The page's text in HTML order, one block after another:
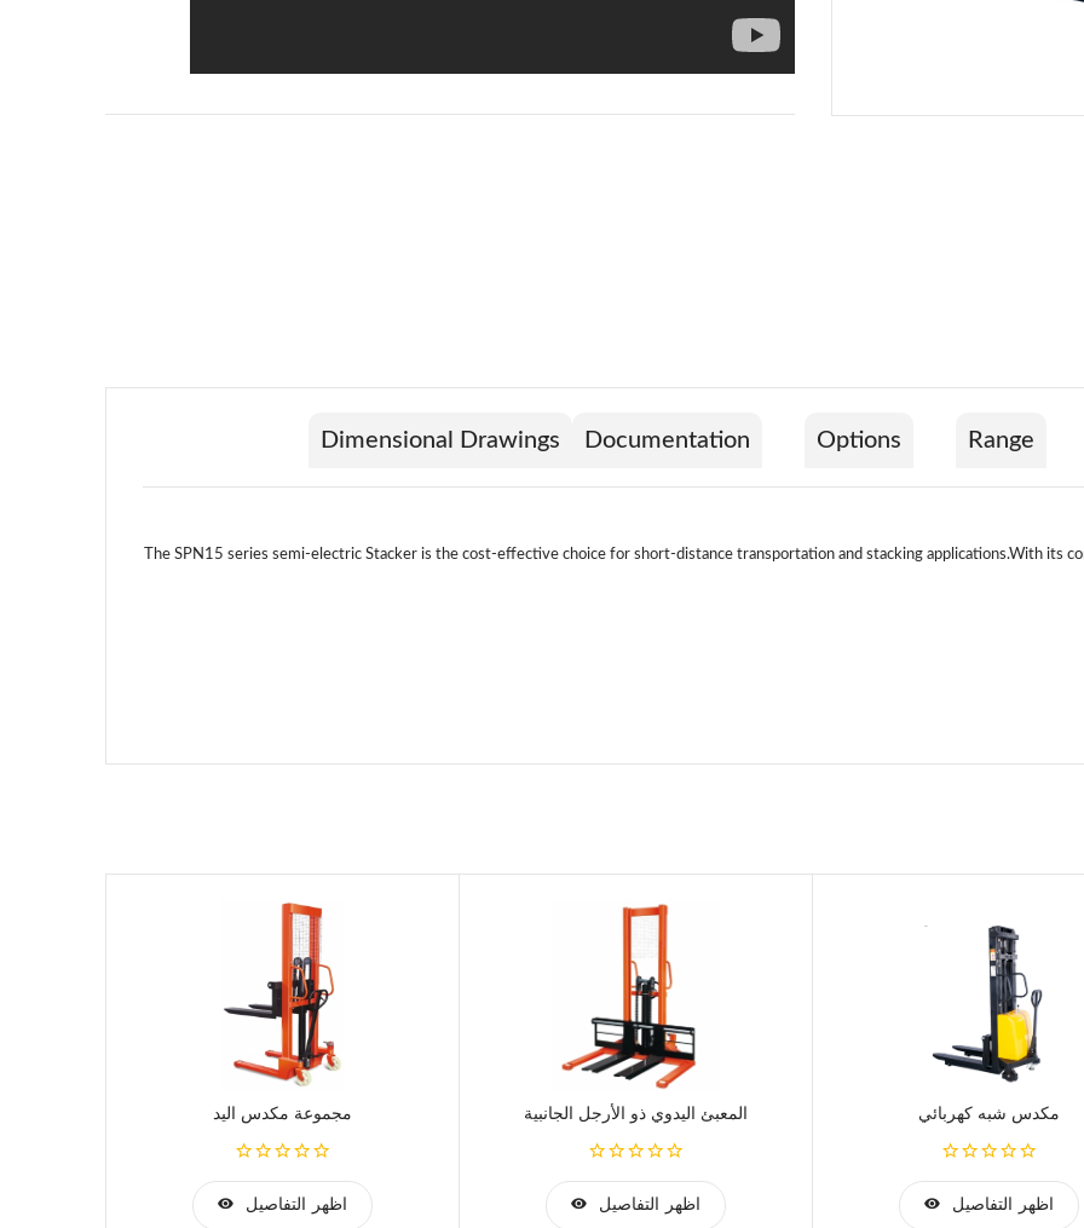
Range
Options
Documentation
Dimensional Drawings
The SPN15 series semi-electric Stacker is the cost-effective choice for short-distance transportation and stacking applications.With its
Lifting
Smart supporting leg, Steel tube is inside
Smart design to reduce the noisy when
Stronger Backrest, full
مجموعة مكدس اليد
اظهر التفاصيل
المعبئ اليدوي ذو الأرجل الجانبية
اظهر التفاصيل
مكدس شبه كهربائي
اظهر التفاصيل